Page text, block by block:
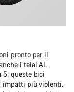
pronto per il
i telai AL
5: queste bici
impatti più violenti.